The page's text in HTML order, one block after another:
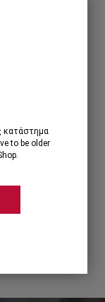
κατάστημα
to be older